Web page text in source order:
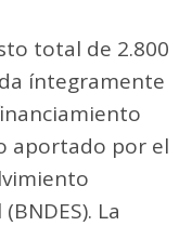
total de 2.800
íntegramente
aportado por el
La